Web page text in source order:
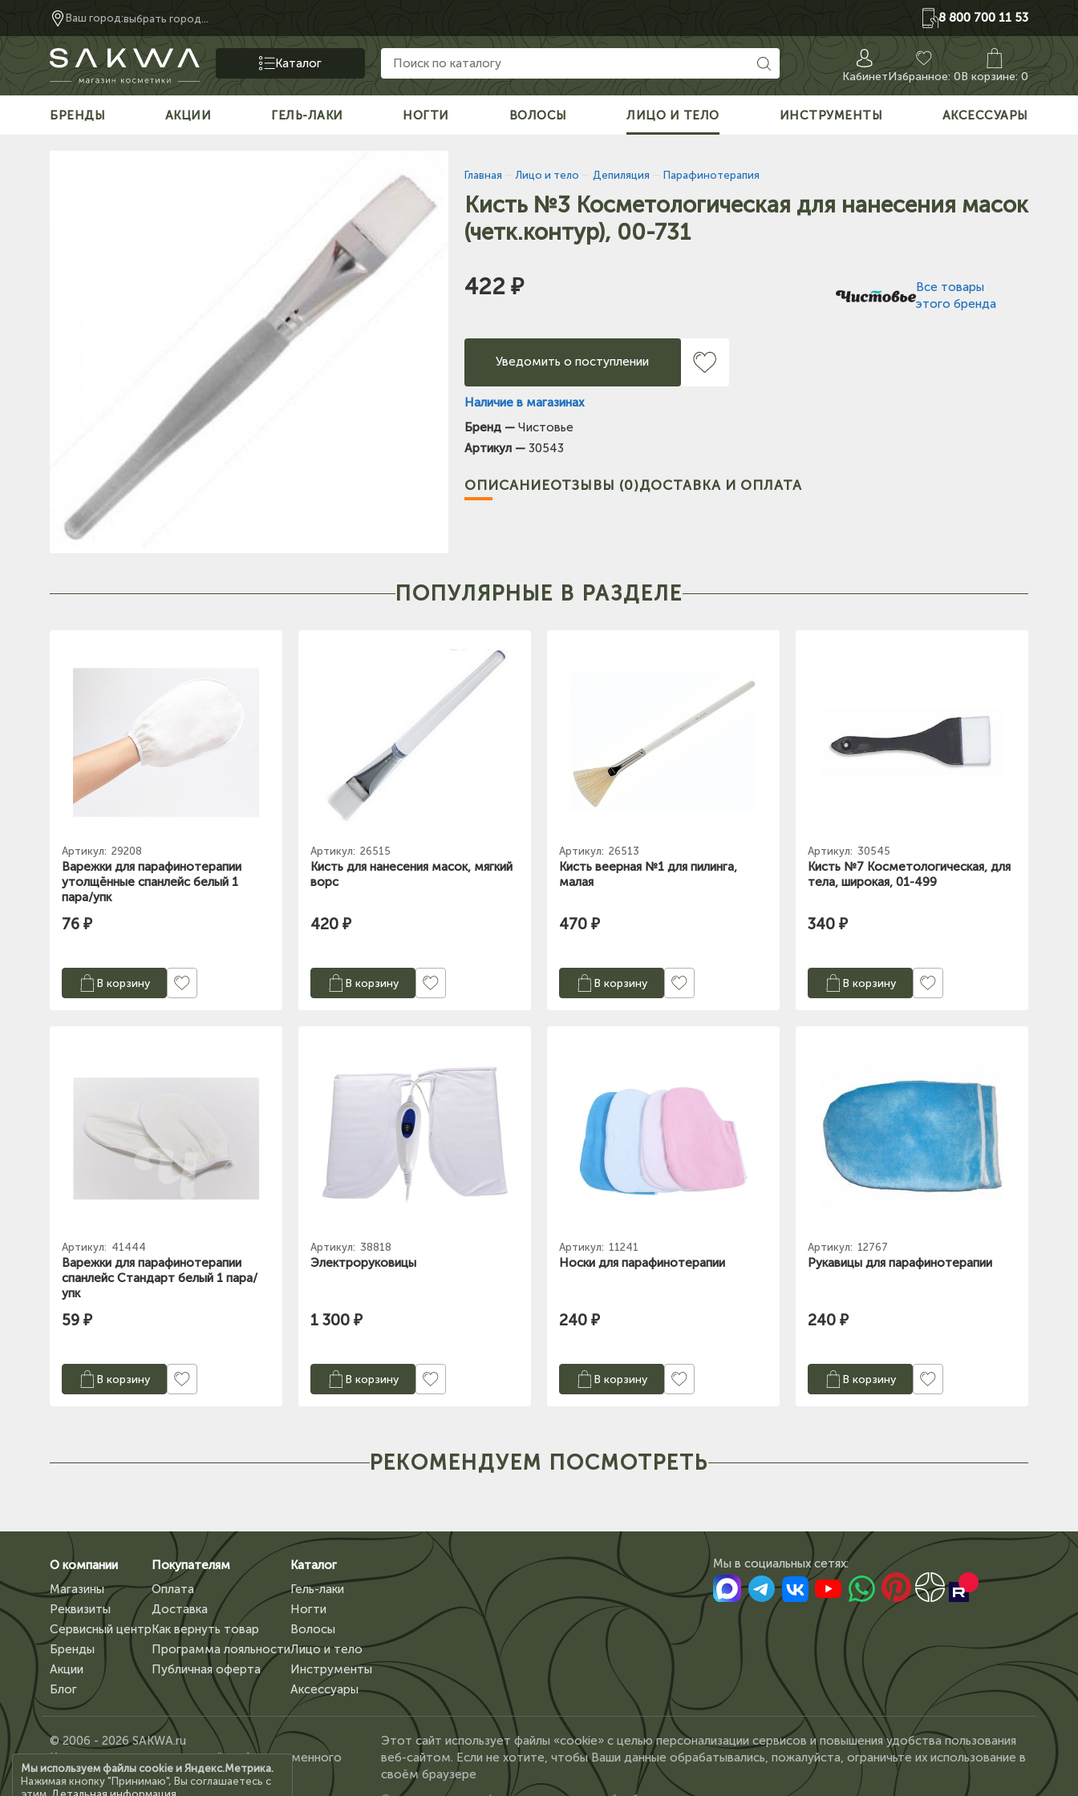
Ваш город:выбрать город... 8 800 700 11 53
Каталог
КабинетИзбранное:0В корзине: 0
БРЕНДЫ АКЦИИ ГЕЛЬ-ЛАКИ НОГТИ ВОЛОСЫ ЛИЦО И ТЕЛО ИНСТРУМЕНТЫ АКСЕССУАРЫ
Главная Лицо и тело Депиляция Парафинотерапия
Кисть №3 Косметологическая для нанесения масок
(четк.контур), 00-731
422 ₽
Все товары
этого бренда
Уведомить о поступлении
Наличие в магазинах
Тел: +7-903-947-7028
(на
карте)
Бренд — Чистовье
Артикул — 30543
ОПИСАНИЕОТЗЫВЫ (0)ДОСТАВКА И ОПЛАТА
ПОПУЛЯРНЫЕ В РАЗДЕЛЕ
Артикул: 29208
Варежки для парафинотерапии
утолщённые спанлейс белый 1
пара/упк
76 ₽
В корзину
Артикул: 26515
Кисть для нанесения масок, мягкий
ворс
420 ₽
В корзину
Артикул: 26513
Кисть веерная №1 для пилинга,
малая
470 ₽
В корзину
Артикул: 30545
Кисть №7 Косметологическая, для
тела, широкая, 01-499
340 ₽
В корзину
Артикул: 41444
Варежки для парафинотерапии
спанлейс Стандарт белый 1 пара/
упк
59 ₽
В корзину
Артикул: 38818
Электроруковицы
1 300 ₽
В корзину
Артикул: 11241
Носки для парафинотерапии
240 ₽
В корзину
Артикул: 12767
Рукавицы для парафинотерапии
240 ₽
В корзину
РЕКОМЕНДУЕМ ПОСМОТРЕТЬ
О компании
Магазины
Реквизиты
Сервисный центр
Бренды
Акции
Блог
Покупателям
Оплата
Доставка
Как вернуть товар
Программа лояльности
Публичная оферта
Каталог
Гель-лаки
Ногти
Волосы
Лицо и тело
Инструменты
Аксессуары
Мы в сoциальных сетях:
© 2006 - 2026 SAKWA.ru
Копирование материалов сайта, без письменного
разрешения владельца, запрещено.
Этот сайт использует файлы «cookie» с целью персонализации сервисов и повышения удобства пользования
веб-сайтом. Если не хотите, чтобы Ваши данные обрабатывались, пожалуйста, ограничьте их использование в
своём браузере
Мы используем файлы cookie и Яндекс.Метрика.
Нажимая кнопку "Принимаю", Вы соглашаетесь с